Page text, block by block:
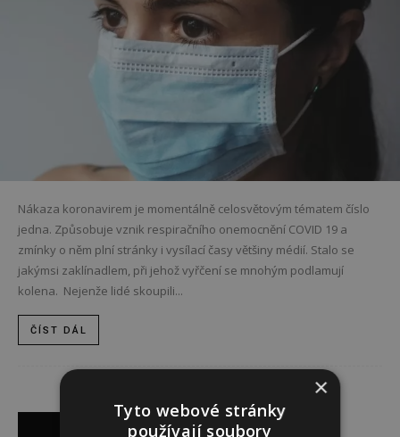
Nákaza koronavirem je momentálně celosvětovým tématem číslo
jedna. Způsobuje vznik respiračního onemocnění COVID 19 a
zmínky o něm plní stránky i vysílací časy většiny médií. Stalo se
jakýmsi zaklínadlem, při jehož vyřčení se mnohým podlamují
kolena. Nejenže lidé skoupili...
ČÍST DÁL
Reklama
×
Tyto webové stránky
používají soubory